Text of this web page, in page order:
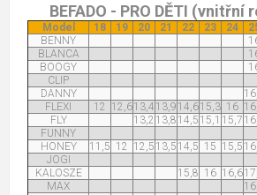
BEFADO - PRO DĚTI (vnitřní
Model 18 19 20 21 22 23 24
BENNY
BLANCA
BOOGY
CLIP
DANNY
FLEXI
12 12,613,4 13,9 14,615,3 16
FLY
13,2 13,8 14,5 15,1 15,7
FUNNY
HONEY
11,5 12 12,5 13,5 14,5 15 15,5
JOGI
KALOSZE
15,8 16 16,6
MAX